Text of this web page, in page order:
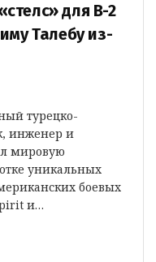
для B-2
Талебу из-
турецко-
инженер и
мировую
уникальных
боевых
и…